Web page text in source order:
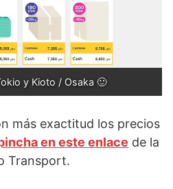
y Kioto / Osaka 🙂
más exactitud los precios
en este enlace de la
Transport.